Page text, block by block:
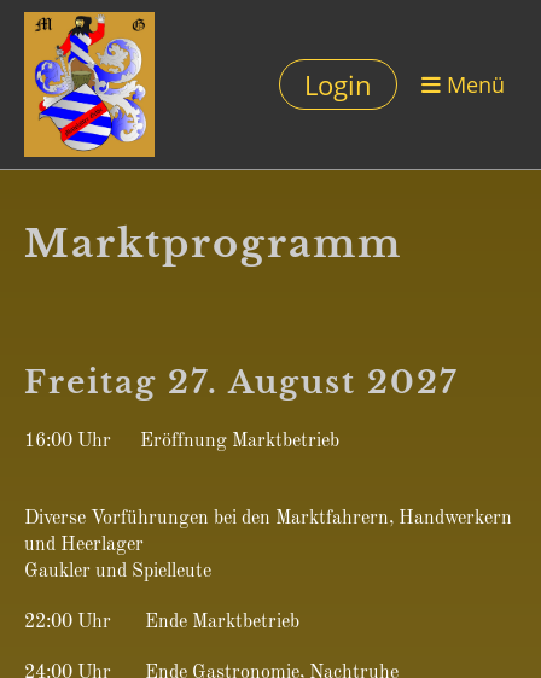
Login Menü
Marktprogramm
Freitag 27. August 2027
16:00 Uhr Eröffnung Marktbetrieb
Diverse Vorführungen bei den Marktfahrern, Handwerkern
und Heerlager
Gaukler und Spielleute
22:00 Uhr Ende Marktbetrieb
24:00 Uhr Ende Gastronomie, Nachtruhe